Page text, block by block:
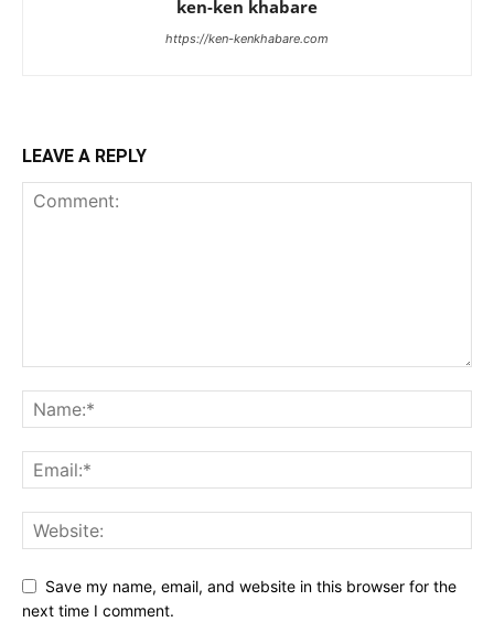
ken-ken khabare
https://ken-kenkhabare.com
LEAVE A REPLY
Save my name, email, and website in this browser for the
next time I comment.